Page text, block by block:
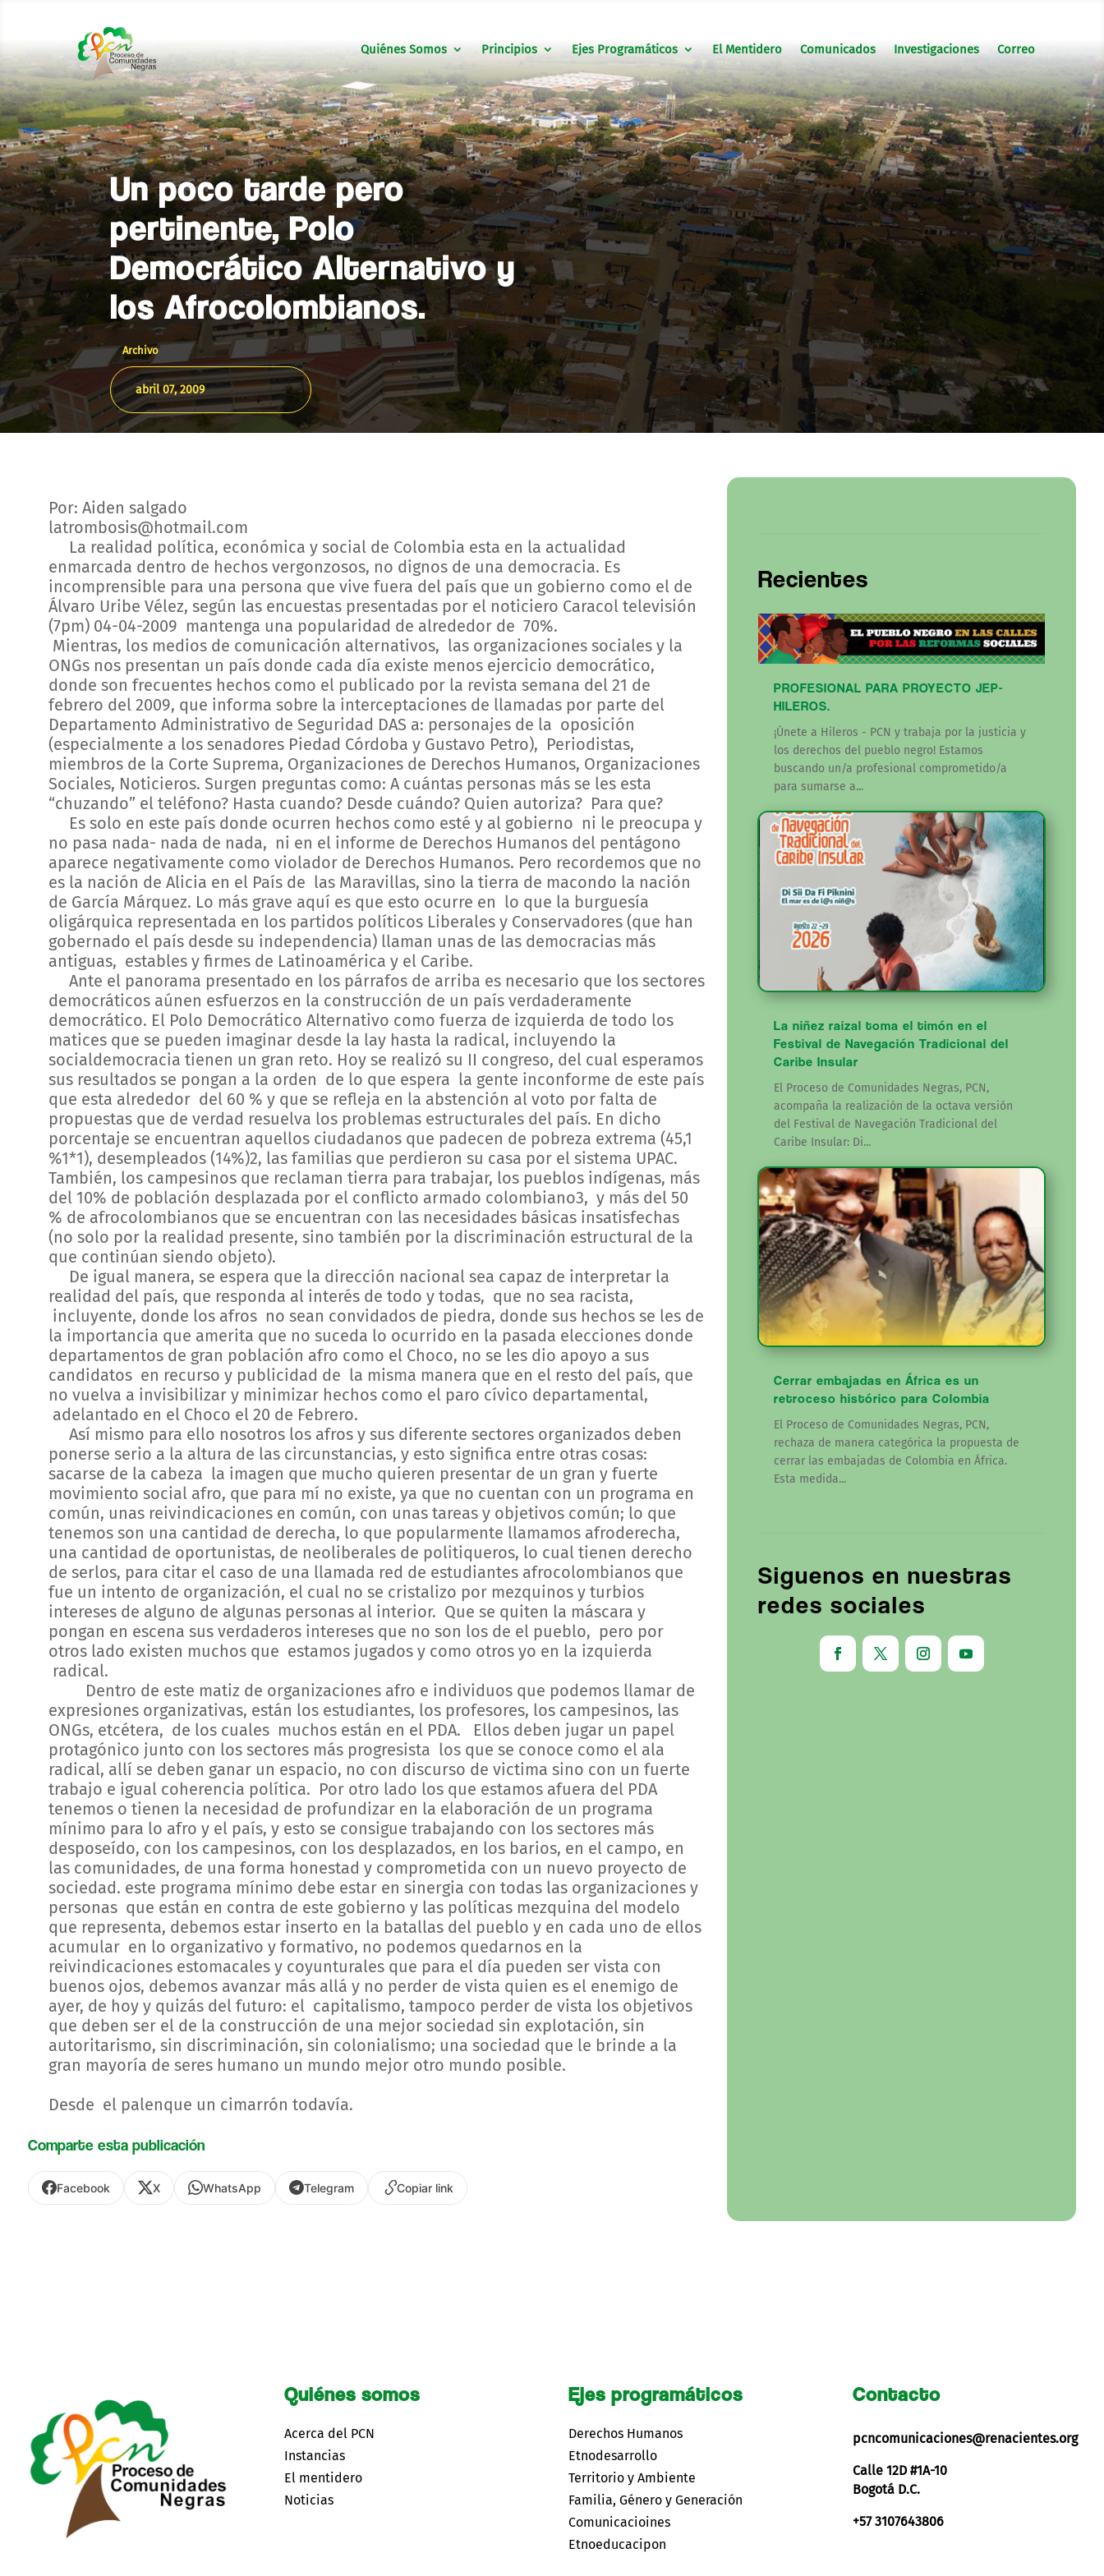
Quiénes Somos Principios Ejes Programáticos El Mentidero Comunicados Investigaciones Correo
Un poco tarde pero
pertinente, Polo
Democrático Alternativo y
los Afrocolombianos.
Archivo
abril 07, 2009
Por: Aiden salgado
latrombosis@hotmail.com
La realidad política, económica y social de Colombia esta en la actualidad
enmarcada dentro de hechos vergonzosos, no dignos de una democracia. Es
incomprensible para una persona que vive fuera del país que un gobierno como el de
Álvaro Uribe Vélez, según las encuestas presentadas por el noticiero Caracol televisión
(7pm) 04-04-2009 mantenga una popularidad de alrededor de 70%.
Mientras, los medios de comunicación alternativos, las organizaciones sociales y la
ONGs nos presentan un país donde cada día existe menos ejercicio democrático,
donde son frecuentes hechos como el publicado por la revista semana del 21 de
febrero del 2009, que informa sobre la interceptaciones de llamadas por parte del
Departamento Administrativo de Seguridad DAS a: personajes de la oposición
(especialmente a los senadores Piedad Córdoba y Gustavo Petro), Periodistas,
miembros de la Corte Suprema, Organizaciones de Derechos Humanos, Organizaciones
Sociales, Noticieros. Surgen preguntas como: A cuántas personas más se les esta
“chuzando” el teléfono? Hasta cuando? Desde cuándo? Quien autoriza? Para que?
Es solo en este país donde ocurren hechos como esté y al gobierno ni le preocupa y
no pasa nada- nada de nada, ni en el informe de Derechos Humanos del pentágono
aparece negativamente como violador de Derechos Humanos. Pero recordemos que no
es la nación de Alicia en el País de las Maravillas, sino la tierra de macondo la nación
de García Márquez. Lo más grave aquí es que esto ocurre en lo que la burguesía
oligárquica representada en los partidos políticos Liberales y Conservadores (que han
gobernado el país desde su independencia) llaman unas de las democracias más
antiguas, estables y firmes de Latinoamérica y el Caribe.
Ante el panorama presentado en los párrafos de arriba es necesario que los sectores
democráticos aúnen esfuerzos en la construcción de un país verdaderamente
democrático. El Polo Democrático Alternativo como fuerza de izquierda de todo los
matices que se pueden imaginar desde la lay hasta la radical, incluyendo la
socialdemocracia tienen un gran reto. Hoy se realizó su II congreso, del cual esperamos
sus resultados se pongan a la orden de lo que espera la gente inconforme de este país
que esta alrededor del 60 % y que se refleja en la abstención al voto por falta de
propuestas que de verdad resuelva los problemas estructurales del país. En dicho
porcentaje se encuentran aquellos ciudadanos que padecen de pobreza extrema (45,1
%1*1), desempleados (14%)2, las familias que perdieron su casa por el sistema UPAC.
También, los campesinos que reclaman tierra para trabajar, los pueblos indígenas, más
del 10% de población desplazada por el conflicto armado colombiano3, y más del 50
% de afrocolombianos que se encuentran con las necesidades básicas insatisfechas
(no solo por la realidad presente, sino también por la discriminación estructural de la
que continúan siendo objeto).
De igual manera, se espera que la dirección nacional sea capaz de interpretar la
realidad del país, que responda al interés de todo y todas, que no sea racista,
incluyente, donde los afros no sean convidados de piedra, donde sus hechos se les de
la importancia que amerita que no suceda lo ocurrido en la pasada elecciones donde
departamentos de gran población afro como el Choco, no se les dio apoyo a sus
candidatos en recurso y publicidad de la misma manera que en el resto del país, que
no vuelva a invisibilizar y minimizar hechos como el paro cívico departamental,
adelantado en el Choco el 20 de Febrero.
Así mismo para ello nosotros los afros y sus diferente sectores organizados deben
ponerse serio a la altura de las circunstancias, y esto significa entre otras cosas:
sacarse de la cabeza la imagen que mucho quieren presentar de un gran y fuerte
movimiento social afro, que para mí no existe, ya que no cuentan con un programa en
común, unas reivindicaciones en común, con unas tareas y objetivos común; lo que
tenemos son una cantidad de derecha, lo que popularmente llamamos afroderecha,
una cantidad de oportunistas, de neoliberales de politiqueros, lo cual tienen derecho
de serlos, para citar el caso de una llamada red de estudiantes afrocolombianos que
fue un intento de organización, el cual no se cristalizo por mezquinos y turbios
intereses de alguno de algunas personas al interior. Que se quiten la máscara y
pongan en escena sus verdaderos intereses que no son los de el pueblo, pero por
otros lado existen muchos que estamos jugados y como otros yo en la izquierda
radical.
Dentro de este matiz de organizaciones afro e individuos que podemos llamar de
expresiones organizativas, están los estudiantes, los profesores, los campesinos, las
ONGs, etcétera, de los cuales muchos están en el PDA. Ellos deben jugar un papel
protagónico junto con los sectores más progresista los que se conoce como el ala
radical, allí se deben ganar un espacio, no con discurso de victima sino con un fuerte
trabajo e igual coherencia política. Por otro lado los que estamos afuera del PDA
tenemos o tienen la necesidad de profundizar en la elaboración de un programa
mínimo para lo afro y el país, y esto se consigue trabajando con los sectores más
desposeído, con los campesinos, con los desplazados, en los barios, en el campo, en
las comunidades, de una forma honestad y comprometida con un nuevo proyecto de
sociedad. este programa mínimo debe estar en sinergia con todas las organizaciones y
personas que están en contra de este gobierno y las políticas mezquina del modelo
que representa, debemos estar inserto en la batallas del pueblo y en cada uno de ellos
acumular en lo organizativo y formativo, no podemos quedarnos en la
reivindicaciones estomacales y coyunturales que para el día pueden ser vista con
buenos ojos, debemos avanzar más allá y no perder de vista quien es el enemigo de
ayer, de hoy y quizás del futuro: el capitalismo, tampoco perder de vista los objetivos
que deben ser el de la construcción de una mejor sociedad sin explotación, sin
autoritarismo, sin discriminación, sin colonialismo; una sociedad que le brinde a la
gran mayoría de seres humano un mundo mejor otro mundo posible.
Desde el palenque un cimarrón todavía.
Comparte esta publicación
Facebook X WhatsApp Telegram Copiar link
Recientes
PROFESIONAL PARA PROYECTO JEP-
HILEROS.
¡Únete a Hileros - PCN y trabaja por la justicia y
los derechos del pueblo negro! Estamos
buscando un/a profesional comprometido/a
para sumarse a...
La niñez raizal toma el timón en el
Festival de Navegación Tradicional del
Caribe Insular
El Proceso de Comunidades Negras, PCN,
acompaña la realización de la octava versión
del Festival de Navegación Tradicional del
Caribe Insular: Di...
Cerrar embajadas en África es un
retroceso histórico para Colombia
El Proceso de Comunidades Negras, PCN,
rechaza de manera categórica la propuesta de
cerrar las embajadas de Colombia en África.
Esta medida...
Siguenos en nuestras
redes sociales
Quiénes somos
Acerca del PCN
Instancias
El mentidero
Noticias
Ejes programáticos
Derechos Humanos
Etnodesarrollo
Territorio y Ambiente
Familia, Género y Generación
Comunicacioines
Etnoeducacipon
Contacto
pcncomunicaciones@renacientes.org
Calle 12D #1A-10
Bogotá D.C.
+57 3107643806